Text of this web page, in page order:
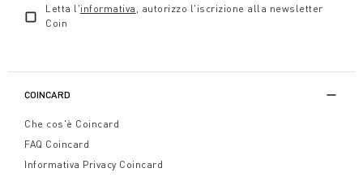
Letta l'informativa , autorizzo l'iscrizione alla newsletter
Coin
COINCARD
Che cos'è Coincard
FAQ Coincard
Informativa Privacy Coincard